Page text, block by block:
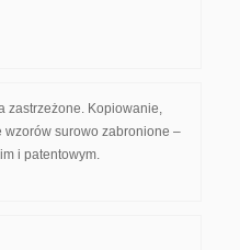
zastrzeżone. Kopiowanie,
surowo zabronione –
i patentowym.